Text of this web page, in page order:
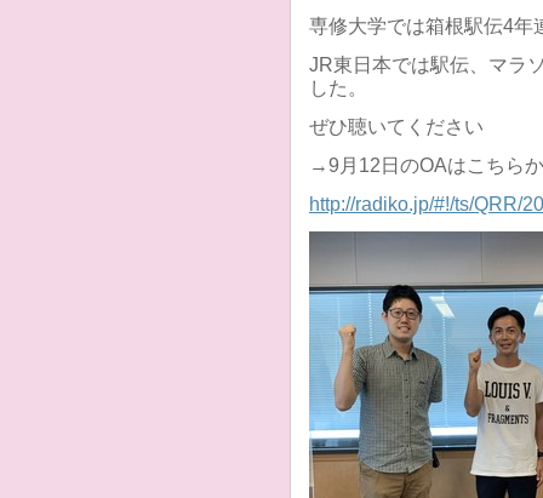
専修大学では箱根駅伝4年
JR東日本では駅伝、マラ
した。
ぜひ聴いてください
→9月12日のOAはこちら
http://radiko.jp/#!/ts/QRR/